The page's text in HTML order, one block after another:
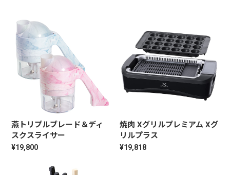
燕トリプルブレード＆ディ
スクスライサー
¥19,800
焼肉 Xグリルプレミアム Xグ
リルプラス
¥19,818